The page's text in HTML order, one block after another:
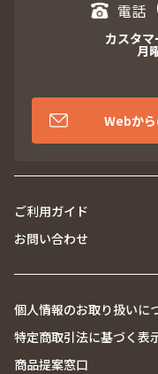
カスタ
月
Webか
ご利用ガイド
お問い合わせ
個人情報のお取り扱いに
特定商取引法に基づく表
商品提案窓口